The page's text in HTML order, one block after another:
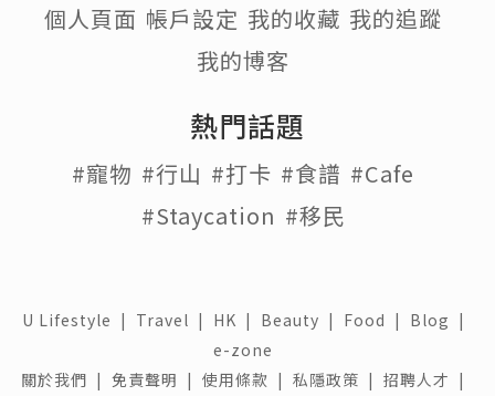
個人頁面 帳戶設定 我的收藏 我的追蹤
我的博客
熱門話題
#寵物 #行山 #打卡 #食譜 #Cafe
#Staycation #移民
U Lifestyle | Travel | HK | Beauty | Food | Blog |
e-zone
關於我們 | 免責聲明 | 使用條款 | 私隱政策 | 招聘人才 |